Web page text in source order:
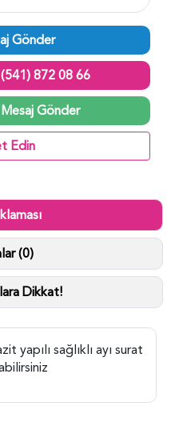
Gönder
872 08 66
Gönder
Edin
Yorumlar (0)
Dikkat!
yapılı sağlıklı ayı surat